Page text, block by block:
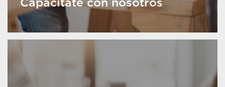
Capacitate con nosotros